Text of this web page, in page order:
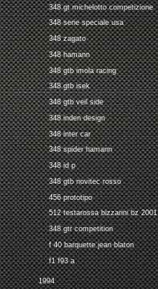
348 gt michelotto competizione
348 serie speciale usa
348 zagato
348 hamann
348 gtb imola racing
348 gtb isek
348 gtb veil side
348 inden design
348 inter car
348 spider hamann
348 id p
348 gtb novitec rosso
456 prototipo
512 testarossa bizzarini bz 2001
348 gtr competition
f 40 barquette jean blaton
f1 f93 a
1994